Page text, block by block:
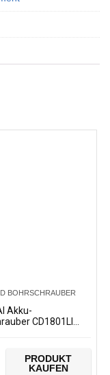
BOHRSCHRAUBER
Akku-
CD1801LI
1 Akku 2.0Ah
PRODUKT
KAUFEN